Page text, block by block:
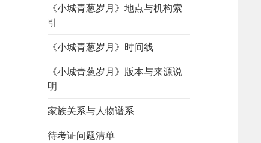
《小城青葱岁月》地点与机构索
引
《小城青葱岁月》时间线
《小城青葱岁月》版本与来源说
明
家族关系与人物谱系
待考证问题清单